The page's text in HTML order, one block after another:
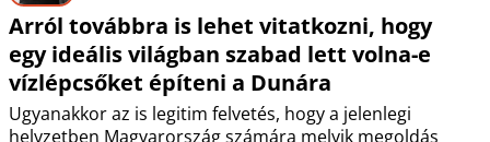
Arról továbbra is lehet vitatkozni, hogy
egy ideális világban szabad lett volna-e
vízlépcsőket építeni a Dunára
Ugyanakkor az is legitim felvetés, hogy a jelenlegi
helyzetben Magyarország számára melyik megoldás